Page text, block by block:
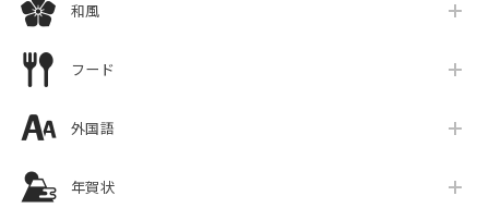
和風
フード
外国語
年賀状